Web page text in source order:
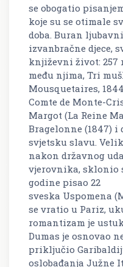
se obogatio
koje su se otimale
doba. Buran
izvanbračne djece,
književni život: 257
među njima, Tri
Mousquetaires,
Comte de Monte-
Margot (La Reine
Bragelonne (1847) i
svjetsku slavu.
nakon državnog
vjerovnika, sklonio
godine pisao 22
sveska Uspomena (
se vratio u Pariz,
romantizam je
Dumas je osnovao
priključio
oslobađanja Južne